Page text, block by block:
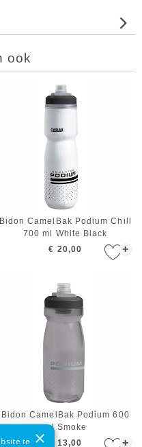
ook
+
Bidon CamelBak Podium Chill
700 ml White Black
€ 20,00
+
Bidon CamelBak Podium 600
ml Smoke
€ 13,00
×
te